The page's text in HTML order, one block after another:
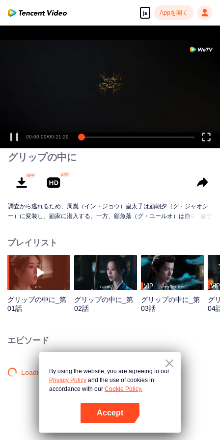
ja Appを開く
00:00:00/00:21:29
グリップの中に
調査から逃れるため、周胤（イン・ジョウ）皇太子は顧朝夕（グ・ジャオシ
ー）に変装し、顧家に潜入する。一方、顧魚落（グ・ユールオ）は自らの出
係へと発展していく。人間の欲望と政治的野望が交錯する中、嘘の網、衝撃
の真実、生死を賭けた局面に直面した時、彼らはどんな選択を下すのか？
全て
プレイリスト
グリップの中に_第
01話
グリップの中に_第
02話
VIP
グリップの中に_第
03話
VIP
グ
04
エピソード
Loading…By using the website, you are agreeing to our
Privacy Policy and the use of cookies in
accordance with our Cookie Policy.
Accept